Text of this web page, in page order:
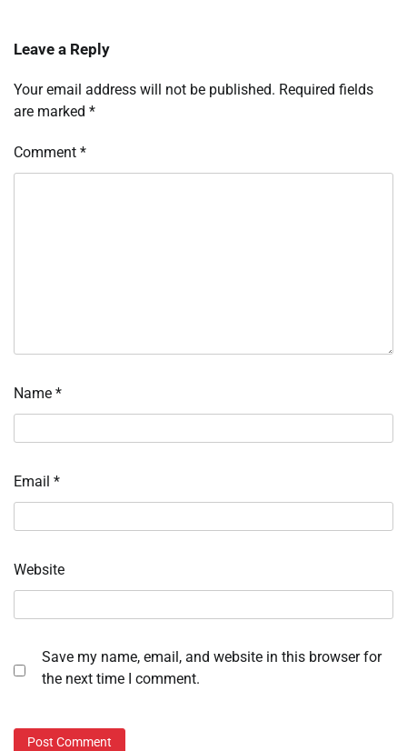
Leave a Reply
Your email address will not be published. Required fields
are marked *
Comment *
Name *
Email *
Website
Save my name, email, and website in this browser for
the next time I comment.